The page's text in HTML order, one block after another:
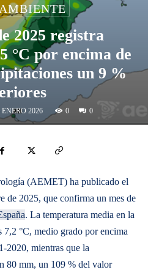
2025 registra
°C por encima de
un 9 %
ENERO 2026 0 0
(AEMET) ha publicado el
de 2025, que confirma un mes de
. La temperatura media en la
7,2 °C, medio grado por encima
2020, mientras que la
80 mm, un 109 % del valor